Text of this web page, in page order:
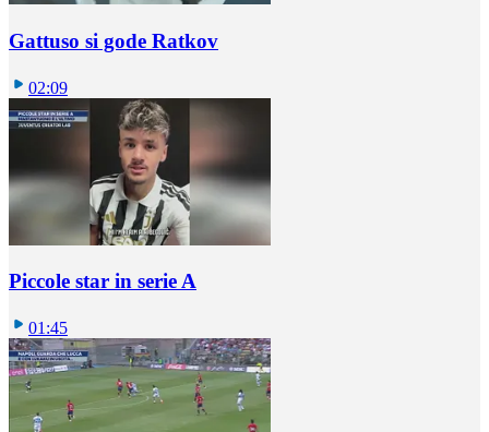
Gattuso si gode Ratkov
02:09
Piccole star in serie A
01:45